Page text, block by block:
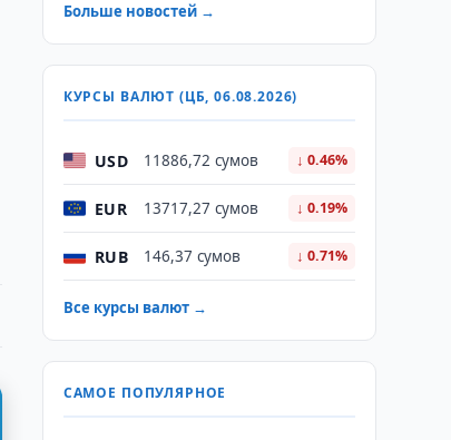
Больше новостей →
КУРСЫ ВАЛЮТ (ЦБ, 06.08.2026)
USD 11886,72 сумов ↓ 0.46%
EUR 13717,27 сумов ↓ 0.19%
RUB 146,37 сумов ↓ 0.71%
Все курсы валют →
САМОЕ ПОПУЛЯРНОЕ